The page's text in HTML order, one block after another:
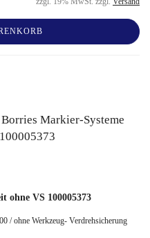
ohne VS 100005373
/ ohne Werkzeug- Verdrehsicherung